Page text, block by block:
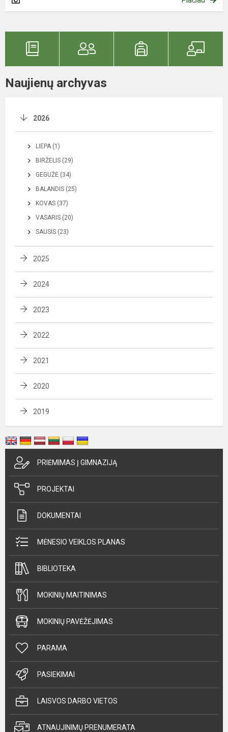
Naujienų archyvas
2026
LIEPA (1)
BIRŽELIS (29)
GEGUŽĖ (34)
BALANDIS (25)
KOVAS (37)
VASARIS (20)
SAUSIS (23)
2025
2024
2023
2022
2021
2020
2019
PRIĖMIMAS Į GIMNAZIJĄ
PROJEKTAI
DOKUMENTAI
MĖNESIO VEIKLOS PLANAS
BIBLIOTEKA
MOKINIŲ MAITINIMAS
MOKINIŲ PAVĖŽĖJIMAS
PARAMA
PASIEKIMAI
LAISVOS DARBO VIETOS
ATNAUJINIMŲ PRENUMERATA